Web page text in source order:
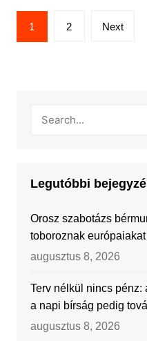
Bejegyzések
lapozása
1 2 Next
Legutóbbi
Orosz szabotázs
toboroznak
augusztus 8, 2026
Terv nélkül nincs pénz:
a napi bírság pedig
augusztus 8, 2026